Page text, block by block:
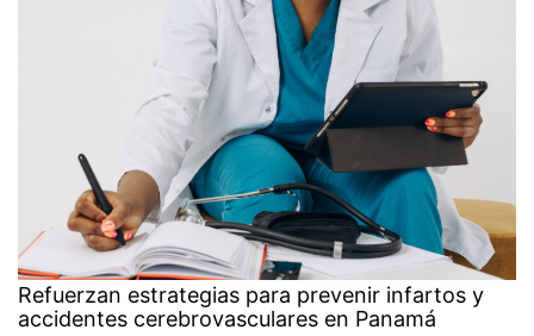
Refuerzan estrategias para prevenir infartos y
accidentes cerebrovasculares en Panamá